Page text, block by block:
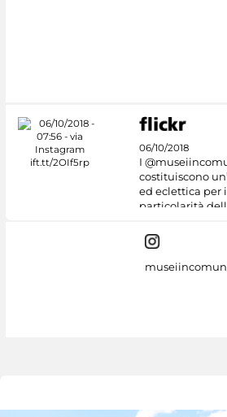
06/10/2018
I
costituiscono
ed eclettica per
particolarità